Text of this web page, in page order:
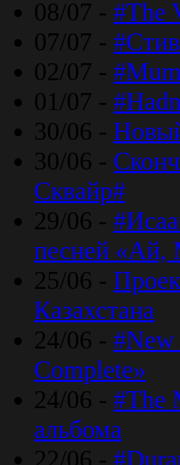
08/07 - #The
07/07 -
02/07 -
01/07 -
30/06 -
30/06 -
Сквайр#
29/06 -
песней «Ай,
25/06 -
Казахстана
24/06 - #New
Complete»
24/06 - #The
альбома